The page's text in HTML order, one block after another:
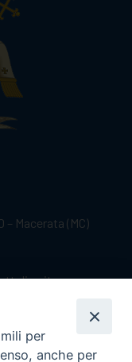
– Macerata (MC)
per
anche per